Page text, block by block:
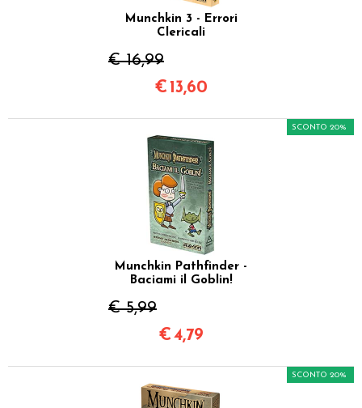
Munchkin 3 - Errori
Clericali
€ 16,99
€ 13,60
Munchkin Pathfinder -
Baciami il Goblin!
€ 5,99
SCONTO 20%
€4,79
SCONTO 20%